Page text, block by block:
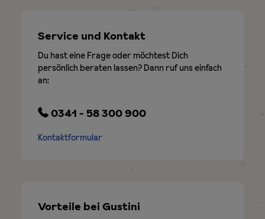
Service und Kontakt
Du hast eine Frage oder möchtest Dich
persönlich beraten lassen? Dann ruf uns einfach
an:
0341 - 58 300 900
Kontaktformular
Vorteile bei Gustini